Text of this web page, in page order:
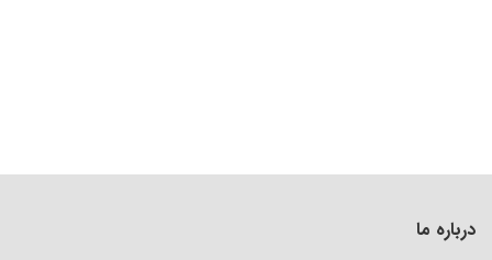
درباره ما